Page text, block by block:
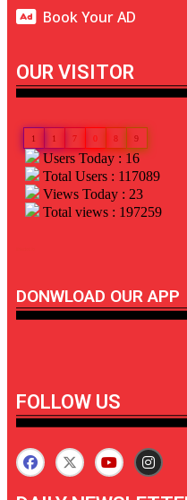
Book Your AD
OUR VISITOR
1 1 7 0 8 9
Users Today : 16
Total Users : 117089
Views Today : 23
Total views : 197259
DONWLOAD OUR APP
FOLLOW US